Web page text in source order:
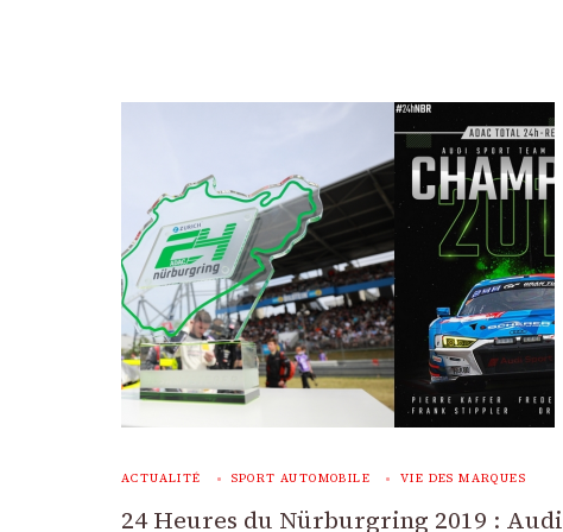
ACTUALITÉ SPORT AUTOMOBILE VIE DES MARQUES
24 Heures du Nürburgring 2019 : Audi